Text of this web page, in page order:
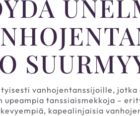
vanhojentanssijoille,
upeampia tanssiaismekkoja –
kapealinjaisia